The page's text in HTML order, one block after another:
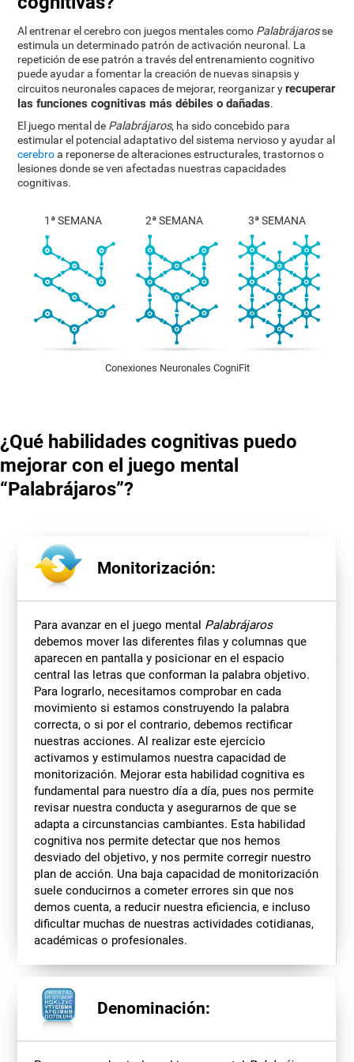
Al entrenar el cerebro con juegos mentales como Palabrájarosse
estimula un determinado patrón de activación neuronal. La
repetición de ese patrón a través del entrenamiento cognitivo
puede ayudar a fomentar la creación de nuevas sinapsis y
circuitos neuronales capaces de mejorar, reorganizar yrecuperar
las funciones cognitivas más débiles o dañadas.
El juego mental de Palabrájaros, ha sido concebido para
estimular el potencial adaptativo del sistema nervioso y ayudar al
cerebroa reponerse de alteraciones estructurales, trastornos o
lesiones donde se ven afectadas nuestras capacidades
cognitivas.
1ª SEMANA 2ª SEMANA 3ª SEMANA
Conexiones Neuronales CogniFit
¿Qué habilidades cognitivas puedo
mejorar con el juego mental
“Palabrájaros”?
Monitorización:
Para avanzar en el juego mental Palabrájaros
debemos mover las diferentes filas y columnas que
aparecen en pantalla y posicionar en el espacio
central las letras que conforman la palabra objetivo.
Para lograrlo, necesitamos comprobar en cada
movimiento si estamos construyendo la palabra
correcta, o si por el contrario, debemos rectificar
nuestras acciones. Al realizar este ejercicio
activamos y estimulamos nuestra capacidad de
monitorización. Mejorar esta habilidad cognitiva es
fundamental para nuestro día a día, pues nos permite
revisar nuestra conducta y asegurarnos de que se
adapta a circunstancias cambiantes. Esta habilidad
cognitiva nos permite detectar que nos hemos
desviado del objetivo, y nos permite corregir nuestro
plan de acción. Una baja capacidad de monitorización
suele conducirnos a cometer errores sin que nos
demos cuenta, a reducir nuestra eficiencia, e incluso
dificultar muchas de nuestras actividades cotidianas,
académicas o profesionales.
Denominación: